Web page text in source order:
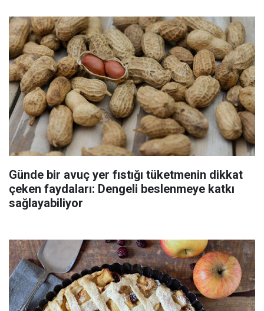
Günde bir avuç yer fıstığı tüketmenin dikkat
çeken faydaları: Dengeli beslenmeye katkı
sağlayabiliyor